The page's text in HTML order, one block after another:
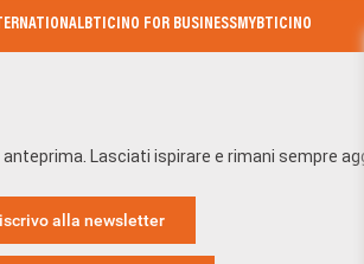
BTICINO FOR BUSINESSMYBTICINO
Lasciati ispirare e rimani sempre
alla newsletter